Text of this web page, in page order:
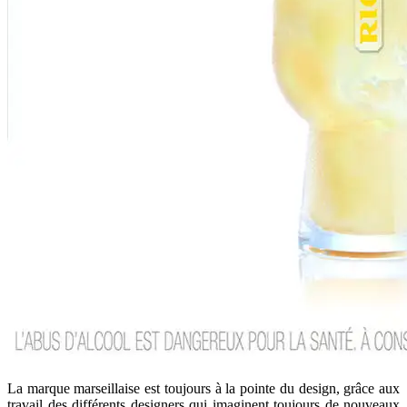
La marque marseillaise est toujours à la pointe du design, grâce aux